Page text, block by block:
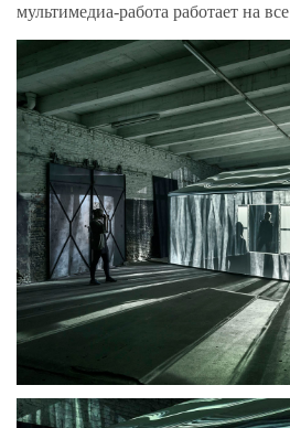
мультимедиа-работа работает на